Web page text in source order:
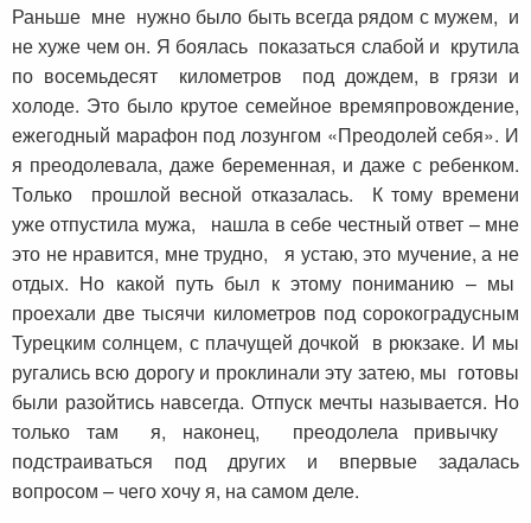
Раньше мне нужно было быть всегда рядом с мужем, и
не хуже чем он. Я боялась показаться слабой и крутила
по восемьдесят километров под дождем, в грязи и
холоде. Это было крутое семейное времяпровождение,
ежегодный марафон под лозунгом «Преодолей себя». И
я преодолевала, даже беременная, и даже с ребенком.
Только прошлой весной отказалась. К тому времени
уже отпустила мужа, нашла в себе честный ответ – мне
это не нравится, мне трудно, я устаю, это мучение, а не
отдых. Но какой путь был к этому пониманию – мы
проехали две тысячи километров под сорокоградусным
Турецким солнцем, с плачущей дочкой в рюкзаке. И мы
ругались всю дорогу и проклинали эту затею, мы готовы
были разойтись навсегда. Отпуск мечты называется. Но
только там я, наконец, преодолела привычку
подстраиваться под других и впервые задалась
вопросом – чего хочу я, на самом деле.